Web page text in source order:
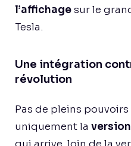
l’affichagesur le
Tesla.
Une intégration
révolution
Pas de pleins pouvoirs
uniquement la